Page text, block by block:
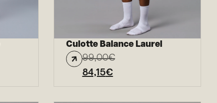
Culotte Balance Laurel
99,00€
84,15€